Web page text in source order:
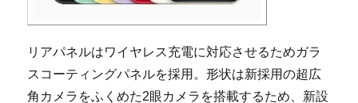
リアパネルはワイヤレス充電に対応させるためガラ
スコーティングパネルを採用。形状は新採用の超広
角カメラをふくめた2眼カメラを搭載するため、新設